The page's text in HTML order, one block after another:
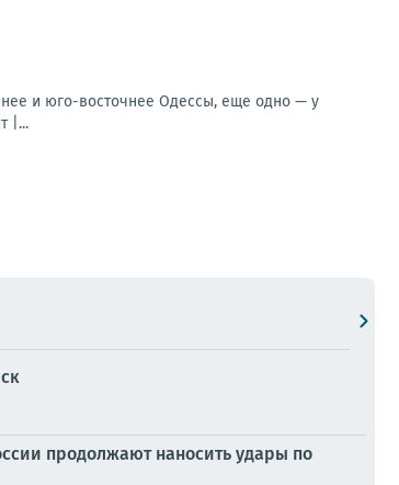
и юго-восточнее Одессы, еще одно — у
|...
продолжают наносить удары по